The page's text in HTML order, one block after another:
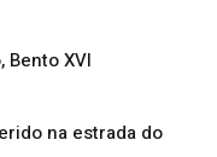
Bento XVI
na estrada do